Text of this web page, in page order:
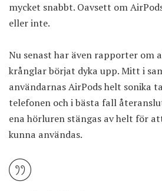
mycket snabbt. Oavsett om
eller inte.
Nu senast har även rapporter om
krånglar börjat dyka upp. Mitt i
användarnas AirPods helt sonika
telefonen och i bästa fall
ena hörluren stängas av helt för
kunna användas.